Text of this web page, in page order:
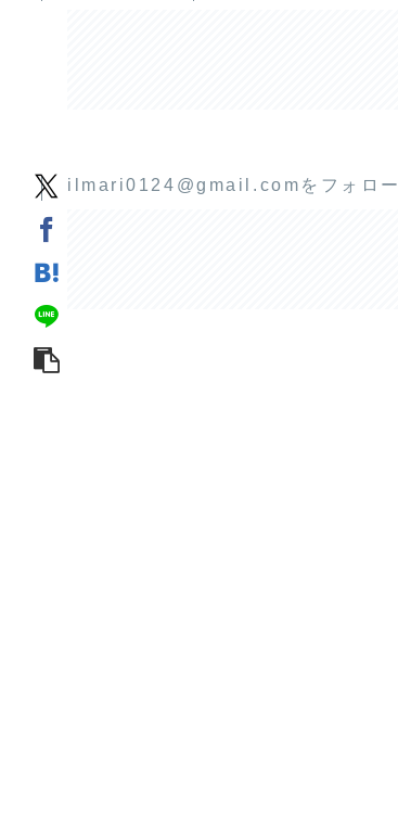
ilmari0124@gmail.comをフォロー